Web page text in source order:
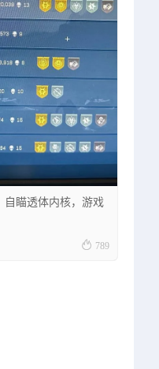
自瞄透体内核，游戏
 789